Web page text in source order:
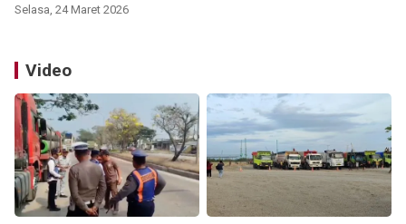
Selasa, 24 Maret 2026
Video